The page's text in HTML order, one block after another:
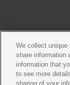
We collect
share information
information that
to see more
sharing of your